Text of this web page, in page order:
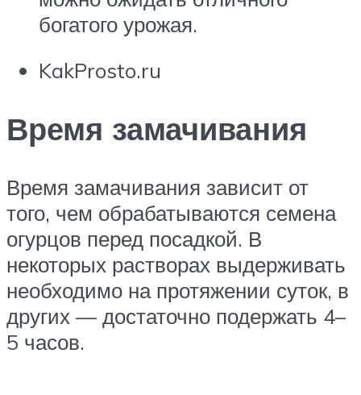
богатого урожая.​
KakProsto.ru
Время замачивания
Время замачивания зависит от
того, чем обрабатываются семена
огурцов перед посадкой. В
некоторых растворах выдерживать
необходимо на протяжении суток, в
других — достаточно подержать 4–
5 часов.